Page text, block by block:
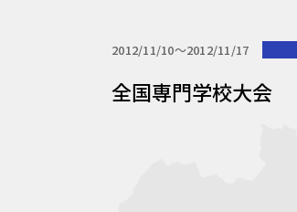
2012/11/10〜2012/11/17
全国専門学校大会